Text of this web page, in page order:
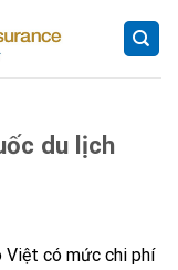
du lịch
Việt có mức chi phí